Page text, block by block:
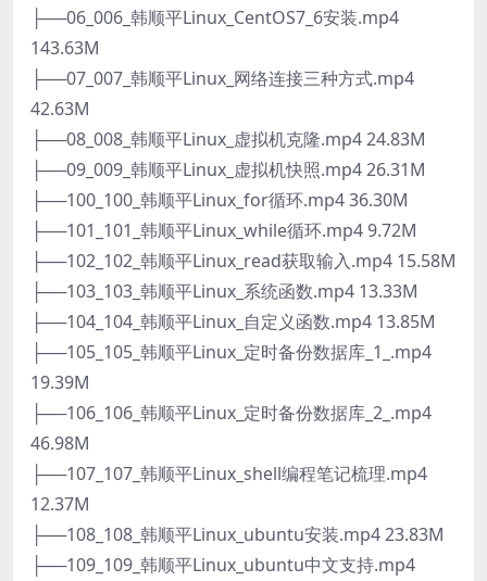
├──06_006_韩顺平Linux_CentOS7_6安装.mp4
143.63M
├──07_007_韩顺平Linux_网络连接三种方式.mp4
42.63M
├──08_008_韩顺平Linux_虚拟机克隆.mp4 24.83M
├──09_009_韩顺平Linux_虚拟机快照.mp4 26.31M
├──100_100_韩顺平Linux_for循环.mp4 36.30M
├──101_101_韩顺平Linux_while循环.mp4 9.72M
├──102_102_韩顺平Linux_read获取输入.mp4 15.58M
├──103_103_韩顺平Linux_系统函数.mp4 13.33M
├──104_104_韩顺平Linux_自定义函数.mp4 13.85M
├──105_105_韩顺平Linux_定时备份数据库_1_.mp4
19.39M
├──106_106_韩顺平Linux_定时备份数据库_2_.mp4
46.98M
├──107_107_韩顺平Linux_shell编程笔记梳理.mp4
12.37M
├──108_108_韩顺平Linux_ubuntu安装.mp4 23.83M
├──109_109_韩顺平Linux_ubuntu中文支持.mp4